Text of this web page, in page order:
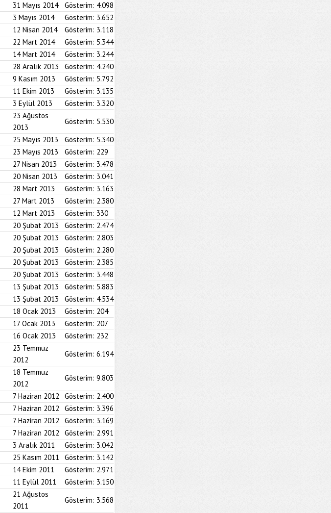
31 Mayıs 2014 Gösterim: 4.098
3 Mayıs 2014 Gösterim: 3.652
12 Nisan 2014 Gösterim: 3.118
22 Mart 2014 Gösterim: 5.344
14 Mart 2014 Gösterim: 3.244
28 Aralık 2013 Gösterim: 4.240
9 Kasım 2013 Gösterim: 5.792
11 Ekim 2013 Gösterim: 3.135
3 Eylül 2013 Gösterim: 3.320
23 Ağustos
2013
Gösterim: 5.530
25 Mayıs 2013 Gösterim: 5.340
23 Mayıs 2013 Gösterim: 229
27 Nisan 2013 Gösterim: 3.478
20 Nisan 2013 Gösterim: 3.041
28 Mart 2013 Gösterim: 3.163
27 Mart 2013 Gösterim: 2.380
12 Mart 2013 Gösterim: 330
20 Şubat 2013 Gösterim: 2.474
20 Şubat 2013 Gösterim: 2.803
20 Şubat 2013 Gösterim: 2.280
20 Şubat 2013 Gösterim: 2.385
20 Şubat 2013 Gösterim: 3.448
13 Şubat 2013 Gösterim: 5.883
13 Şubat 2013 Gösterim: 4.534
18 Ocak 2013 Gösterim: 204
17 Ocak 2013 Gösterim: 207
16 Ocak 2013 Gösterim: 232
23 Temmuz
2012
Gösterim: 6.194
18 Temmuz
2012
Gösterim: 9.803
7 Haziran 2012 Gösterim: 2.400
7 Haziran 2012 Gösterim: 3.396
7 Haziran 2012 Gösterim: 3.169
7 Haziran 2012 Gösterim: 2.991
3 Aralık 2011 Gösterim: 3.042
25 Kasım 2011 Gösterim: 3.142
14 Ekim 2011 Gösterim: 2.971
11 Eylül 2011 Gösterim: 3.150
21 Ağustos
2011
Gösterim: 3.568